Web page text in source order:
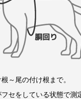
～尾の付け根まで。
セをしている状態で測